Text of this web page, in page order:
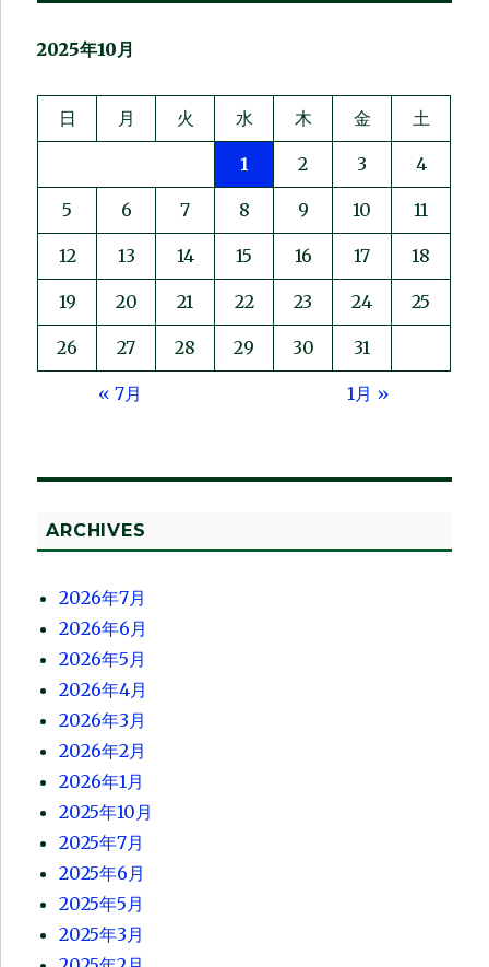
2025年10月
日 月 火 水 木 金 土
1 2 3 4
5 6 7 8 9 10 11
12 13 14 15 16 17 18
19 20 21 22 23 24 25
26 27 28 29 30 31
« 7月 1月 »
ARCHIVES
2026年7月
2026年6月
2026年5月
2026年4月
2026年3月
2026年2月
2026年1月
2025年10月
2025年7月
2025年6月
2025年5月
2025年3月